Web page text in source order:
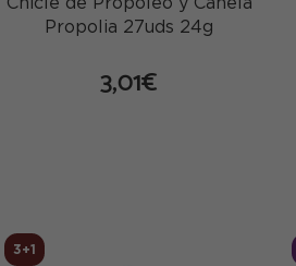
Propolia 27uds 24g
3,01€
3+1